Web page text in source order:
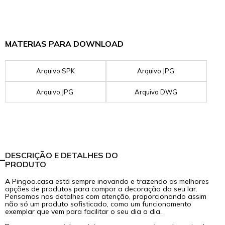
MATERIAS PARA DOWNLOAD
Arquivo SPK Arquivo JPG
Arquivo JPG Arquivo DWG
DESCRIÇÃO E DETALHES DO
PRODUTO
A Pingoo.casa está sempre inovando e trazendo as melhores
opções de produtos para compor a decoração do seu lar.
Pensamos nos detalhes com atenção, proporcionando assim
não só um produto sofisticado, como um funcionamento
exemplar que vem para facilitar o seu dia a dia.